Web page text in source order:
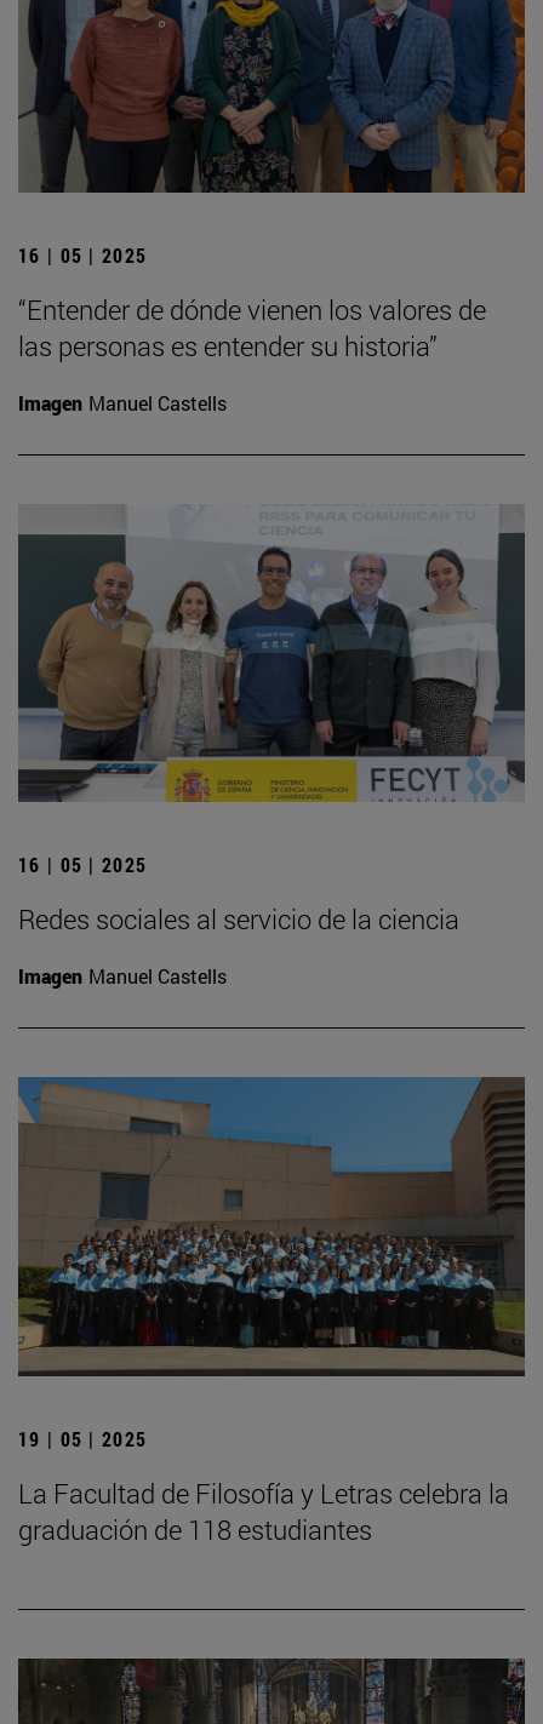
16 | 05 | 2025
“Entender de dónde vienen los valores de
las personas es entender su historia”
Imagen Manuel Castells
16 | 05 | 2025
Redes sociales al servicio de la ciencia
Imagen Manuel Castells
19 | 05 | 2025
La Facultad de Filosofía y Letras celebra la
graduación de 118 estudiantes